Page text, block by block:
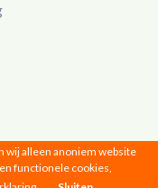
wij alleen anoniem website
functionele cookies,